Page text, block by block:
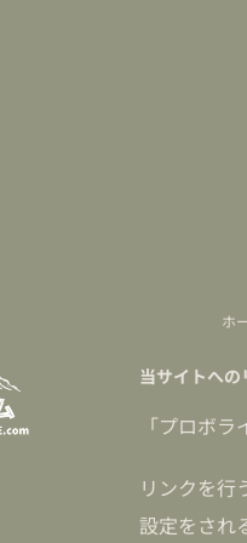
ホ
当サイトへ
「プロボ
リンクを行
設定をされ